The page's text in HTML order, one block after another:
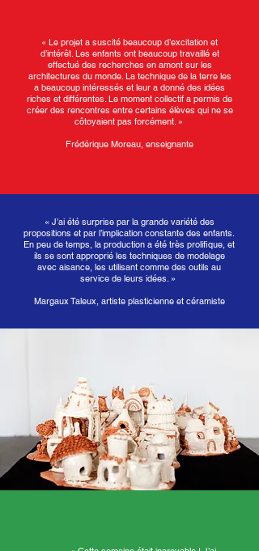
« Le projet a suscité beaucoup d’excitation et
d’intérêt. Les enfants ont beaucoup travaillé et
effectué des recherches en amont sur les
architectures du monde. La technique de la terre les
a beaucoup intéressés et leur a donné des idées
riches et différentes. Le moment collectif a permis de
créer des rencontres entre certains élèves qui ne se
côtoyaient pas forcément. »
Frédérique Moreau, enseignante
« J’ai été surprise par la grande variété des
propositions et par l’implication constante des enfants.
En peu de temps, la production a été très prolifique, et
ils se sont approprié les techniques de modelage
avec aisance, les utilisant comme des outils au
service de leurs idées. »
Margaux Taleux, artiste plasticienne et céramiste